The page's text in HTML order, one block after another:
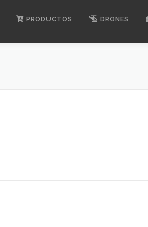
PRODUCTOS DRONES